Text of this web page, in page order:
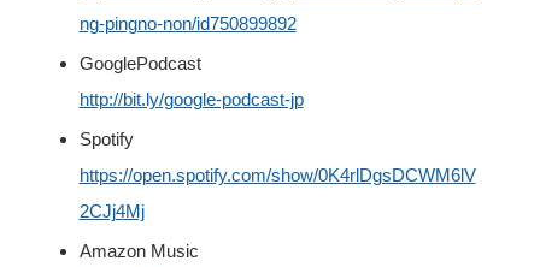
ng-pingno-non/id750899892
GooglePodcast
http://bit.ly/google-podcast-jp
Spotify
https://open.spotify.com/show/0K4rlDgsDCWM6lV
2CJj4Mj
Amazon Music